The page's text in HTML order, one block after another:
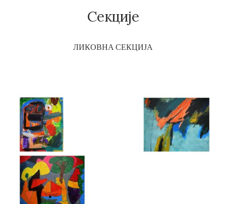
Секције
ЛИКОВНА СЕКЦИЈА